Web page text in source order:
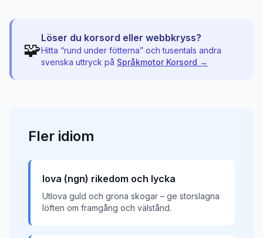
🧩
Löser du korsord eller webbkryss?
Hitta “rund under fötterna” och tusentals andra
svenska uttryck på Språkmotor Korsord →
Fler idiom
lova (ngn) rikedom och lycka
Utlova guld och gröna skogar – ge storslagna
löften om framgång och välstånd.